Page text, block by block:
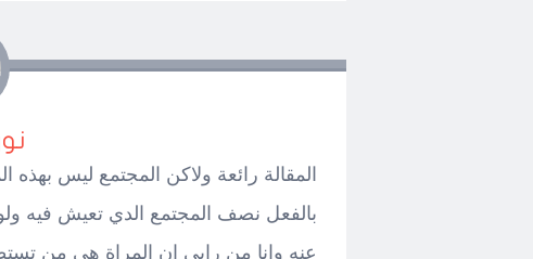
المقالة رائعة ولاكن المجتمع ليس بهذه
بالفعل نصف المجتمع الدي تعيش فيه
عنه وانا من رايي ان المراة هي من